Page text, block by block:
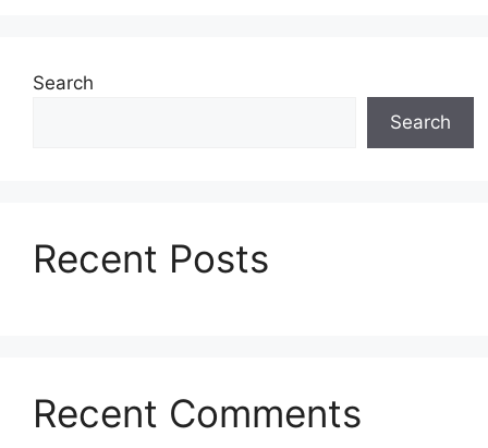
Search
Search
Recent Posts
Recent Comments